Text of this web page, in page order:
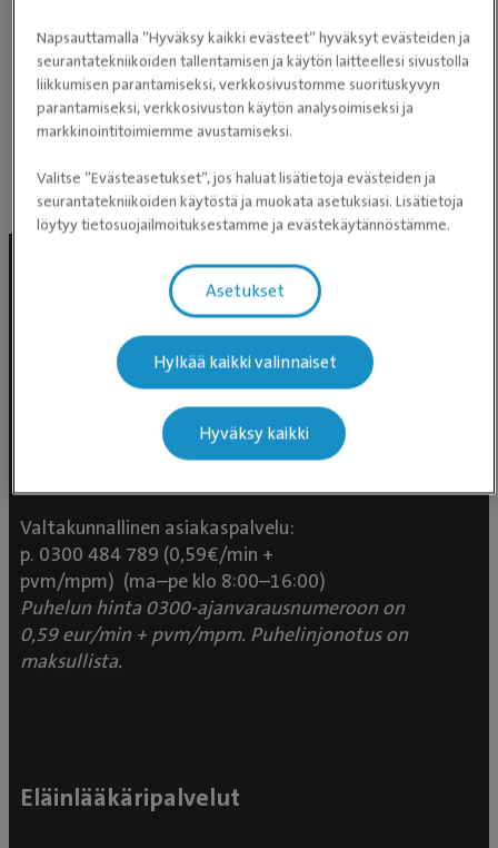
aikaan meni edellinen potilas ja pääsin sitten itse
vasta 15-20 min päästä.
Perustuen Google-arvioihin
Julkaisumme Facebookissa
Evidensia Eläinlääkäripalvelut
Valtakunnallinen asiakaspalvelu:
p. 0300 484 789 (0,59€/min +
pvm/mpm) (ma–pe klo 8:00–16:00)
Puhelun hinta 0300-ajanvarausnumeroon on
0,59 eur/min + pvm/mpm. Puhelinjonotus on
maksullista.
Eläinlääkäripalvelut
Napsauttamalla ”Hyväksy kaikki evästeet” hyväksyt evästeiden ja
seurantatekniikoiden tallentamisen ja käytön laitteellesi sivustolla
liikkumisen parantamiseksi, verkkosivustomme suorituskyvyn
parantamiseksi, verkkosivuston käytön analysoimiseksi ja
markkinointitoimiemme avustamiseksi.
Valitse ”Evästeasetukset”, jos haluat lisätietoja evästeiden ja
seurantatekniikoiden käytöstä ja muokata asetuksiasi. Lisätietoja
löytyy tietosuojailmoituksestamme ja evästekäytännöstämme.
Asetukset
Hylkää kaikki valinnaiset
Hyväksy kaikki